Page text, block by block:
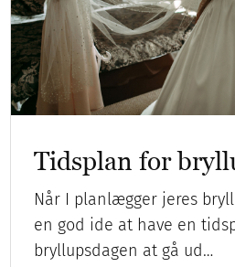
Tidsplan for
Når I planlægger jeres
en god ide at have en
bryllupsdagen at gå ud…